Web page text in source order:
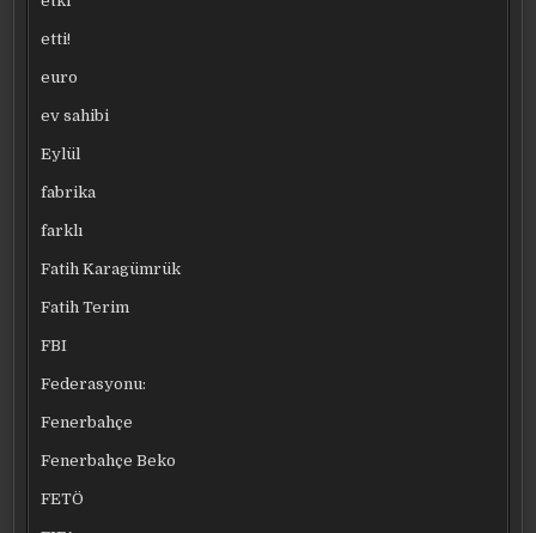
etti!
euro
ev sahibi
Eylül
fabrika
farklı
Fatih Karagümrük
Fatih Terim
FBI
Federasyonu:
Fenerbahçe
Fenerbahçe Beko
FETÖ